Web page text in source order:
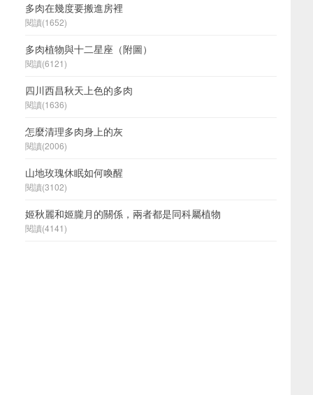
多肉在幾度要搬進房裡
閱讀(1652)
多肉植物與十二星座（附圖）
閱讀(6121)
四川西昌秋天上色的多肉
閱讀(1636)
怎麼清理多肉身上的灰
閱讀(2006)
山地玫瑰休眠如何喚醒
閱讀(3102)
姬秋麗和姬朧月的關係，兩者都是同科屬植物
閱讀(4141)